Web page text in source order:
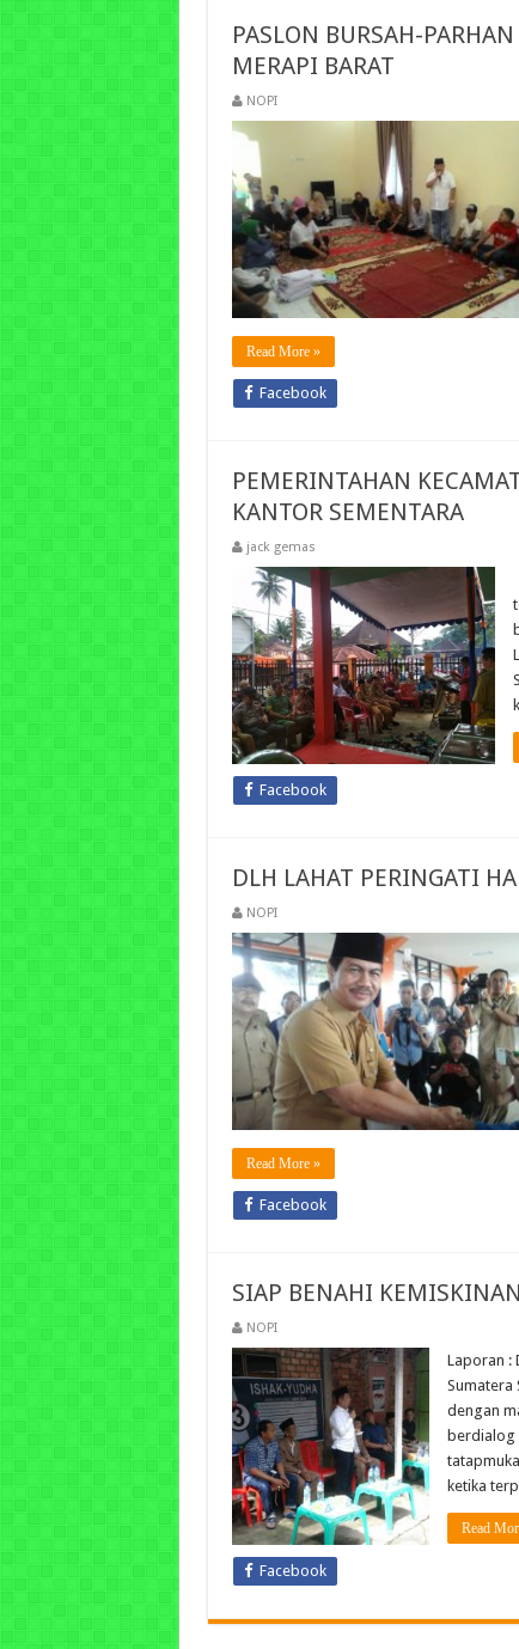
PASLON BURSAH-
MERAPI BARAT
NOPI
Read More »
Facebook
PEMERINTAHAN
KANTOR SEMENTARA
jack gemas
Facebook
DLH LAHAT PERINGATI
NOPI
Read More »
Facebook
SIAP BENAHI
NOPI
Laporan :
Sumatera
dengan
berdialog
ketika
Read
Facebook